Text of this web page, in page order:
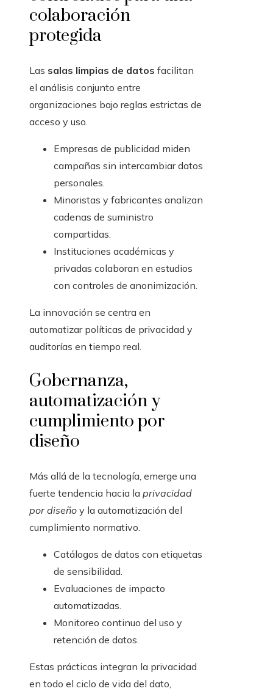
colaboración
protegida
Las salas limpias de datos facilitan
el análisis conjunto entre
organizaciones bajo reglas estrictas de
acceso y uso.
Empresas de publicidad miden
campañas sin intercambiar datos
personales.
Minoristas y fabricantes analizan
cadenas de suministro
compartidas.
Instituciones académicas y
privadas colaboran en estudios
con controles de anonimización.
La innovación se centra en
automatizar políticas de privacidad y
auditorías en tiempo real.
Gobernanza,
automatización y
cumplimiento por
diseño
Más allá de la tecnología, emerge una
fuerte tendencia hacia la privacidad
por diseño y la automatización del
cumplimiento normativo.
Catálogos de datos con etiquetas
de sensibilidad.
Evaluaciones de impacto
automatizadas.
Monitoreo continuo del uso y
retención de datos.
Estas prácticas integran la privacidad
en todo el ciclo de vida del dato,